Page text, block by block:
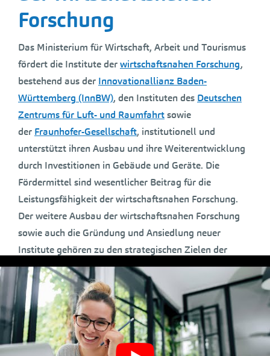
Forschung
Das Ministerium für Wirtschaft, Arbeit und Tourismus
fördert die Institute derwirtschaftsnahen Forschung,
bestehend aus der Innovationallianz Baden-
Württemberg (InnBW), den Instituten des Deutschen
Zentrums für Luft- und Raumfahrtsowie
der Fraunhofer-Gesellschaft, institutionell und
unterstützt ihren Ausbau und ihre Weiterentwicklung
durch Investitionen in Gebäude und Geräte. Die
Fördermittel sind wesentlicher Beitrag für die
Leistungsfähigkeit der wirtschaftsnahen Forschung.
Der weitere Ausbau der wirtschaftsnahen Forschung
sowie auch die Gründung und Ansiedlung neuer
Institute gehören zu den strategischen Zielen der
Landesregierung in der Innovationspolitik.
Kein anderes deutsches
Bundesland bietet eine derartige